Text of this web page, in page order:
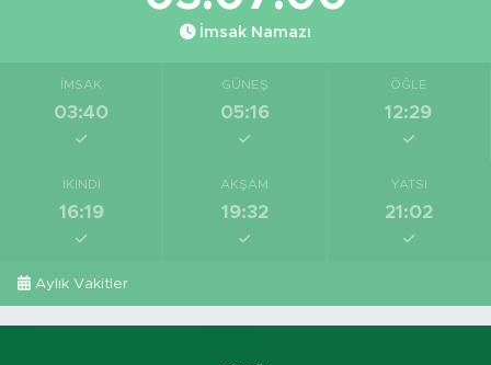
İmsak Namazı
İMSAK
03:40
GÜNEŞ
05:16
ÖĞLE
12:29
İKINDI
16:19
AKŞAM
19:32
YATSI
21:02
Aylık Vakitler